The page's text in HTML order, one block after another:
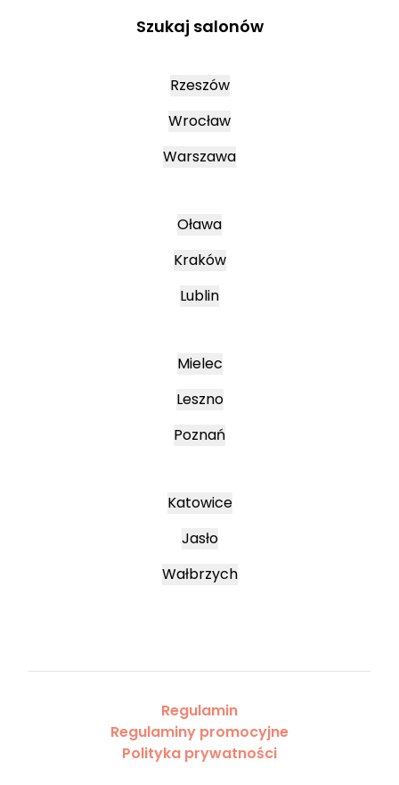
Szukaj salonów
Rzeszów
Wrocław
Warszawa
Oława
Kraków
Lublin
Mielec
Leszno
Poznań
Katowice
Jasło
Wałbrzych
Regulamin
Regulaminy promocyjne
Polityka prywatności